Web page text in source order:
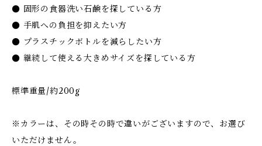
● 固形の食器洗い石鹸を探している方
● 手肌への負担を抑えたい方
● プラスチックボトルを減らしたい方
● 継続して使える大きめサイズを探している方
標準重量/約200g
※カラーは、その時その時で違いがございますので、お選び
いただけません。